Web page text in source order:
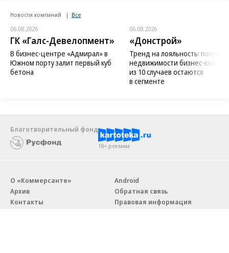
Новости компаний Все
06.08.2026
ГК «Галс-Девелопмент»
В бизнес-центре «Адмирал» в
Южном порту залит первый куб
бетона
06.08.2026
«Донстрой»
Тренд на лояльность:
недвижимости бизнес-класса
из 10 случаев остаются
в сегменте
Благотворительный фонд
18+ реклама
О «Коммерсанте»
Архив
Контакты
Android
Обратная связь
Правовая информация